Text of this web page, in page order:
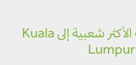
الرحلات الجوية الأكثر شعبية إلى Kuala
Lumpur